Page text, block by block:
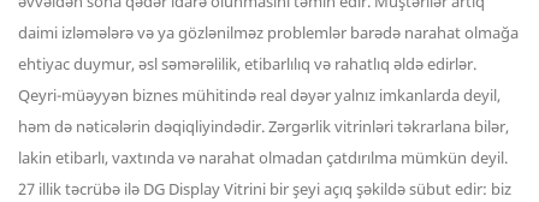
daimi izləmələrə və ya gözlənilməz problemlər barədə narahat olmağa
ehtiyac duymur, əsl səmərəlilik, etibarlılıq və rahatlıq əldə edirlər.
Qeyri-müəyyən biznes mühitində real dəyər yalnız imkanlarda deyil,
həm də nəticələrin dəqiqliyindədir. Zərgərlik vitrinləri təkrarlana bilər,
lakin etibarlı, vaxtında və narahat olmadan çatdırılma mümkün deyil.
27 illik təcrübə ilə DG Display Vitrini bir şeyi açıq şəkildə sübut edir: biz